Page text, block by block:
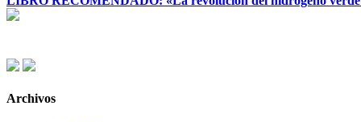
Archivos